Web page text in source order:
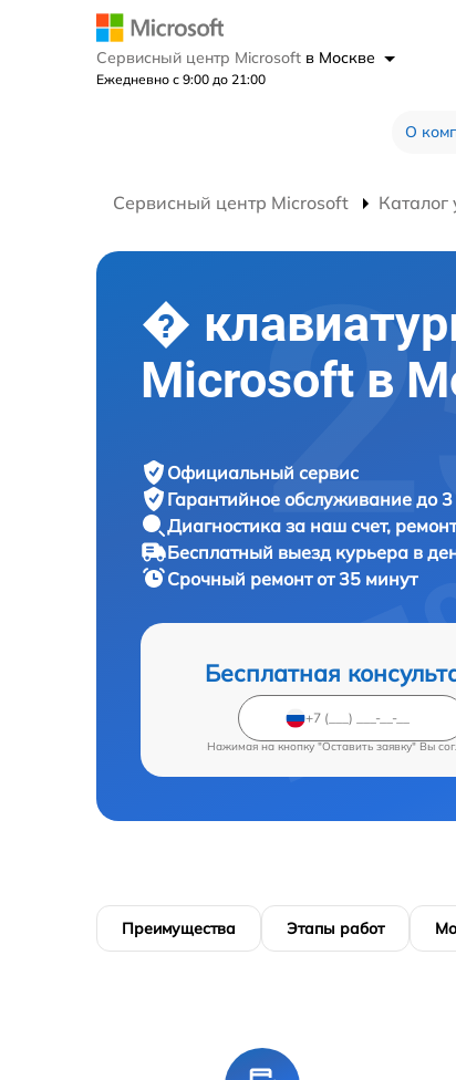
Сервисный центр Microsoft в Москве
Ежедневно с 9:00 до 21:00
О
Сервисный центр Microsoft Каталог
�
Microsoft в
Официальный сервис
Гарантийное обслуживание до 3
Диагностика за наш счет,
Бесплатный выезд курьера в
Срочный ремонтот 35 минут
Бесплатная
Нажимая на кнопку "Оставить заявку" Вы
Преимущества Этапы работ